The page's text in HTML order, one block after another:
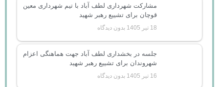
مشارکت شهرداری لطف آباد با تیم شهرداری معین
قوچان برای تشییع رهبر شهید
18 تیر 1405 بدون دیدگاه
جلسه در بخشداری لطف آباد جهت هماهنگی اعزام
شهروندان برای تشییع رهبر شهید
16 تیر 1405 بدون دیدگاه